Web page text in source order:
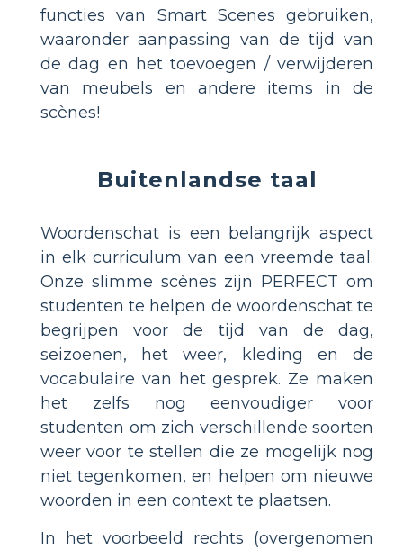
functies van Smart Scenes gebruiken,
waaronder aanpassing van de tijd van
de dag en het toevoegen / verwijderen
van meubels en andere items in de
scènes!
Buitenlandse taal
Woordenschat is een belangrijk aspect
in elk curriculum van een vreemde taal.
Onze slimme scènes zijn PERFECT om
studenten te helpen de woordenschat te
begrijpen voor de tijd van de dag,
seizoenen, het weer, kleding en de
vocabulaire van het gesprek. Ze maken
het zelfs nog eenvoudiger voor
studenten om zich verschillende soorten
weer voor te stellen die ze mogelijk nog
niet tegenkomen, en helpen om nieuwe
woorden in een context te plaatsen.
In het voorbeeld rechts (overgenomen